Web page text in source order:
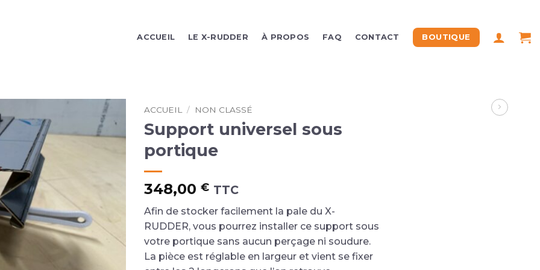
ACCUEIL LE X-RUDDER À PROPOS FAQ CONTACT BOUTIQUE
ACCUEIL / NON CLASSÉ
Support universel sous
portique
348,00 € TTC
Afin de stocker facilement la pale du X-
RUDDER, vous pourrez installer ce support sous
votre portique sans aucun perçage ni soudure.
La pièce est réglable en largeur et vient se fixer